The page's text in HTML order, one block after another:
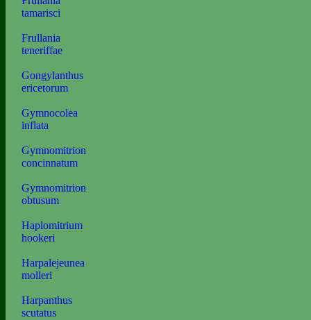
tamarisci
Frullania
teneriffae
Gongylanthus
ericetorum
Gymnocolea
inflata
Gymnomitrion
concinnatum
Gymnomitrion
obtusum
Haplomitrium
hookeri
Harpalejeunea
molleri
Harpanthus
scutatus